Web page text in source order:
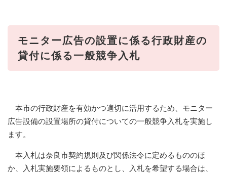
モニター広告の設置に係る行政財産の
貸付に係る一般競争入札
本市の行政財産を有効かつ適切に活用するため、モニター
広告設備の設置場所の貸付についての一般競争入札を実施し
ます。
本入札は奈良市契約規則及び関係法令に定めるもののほ
か、入札実施要領によるものとし、入札を希望する場合は、